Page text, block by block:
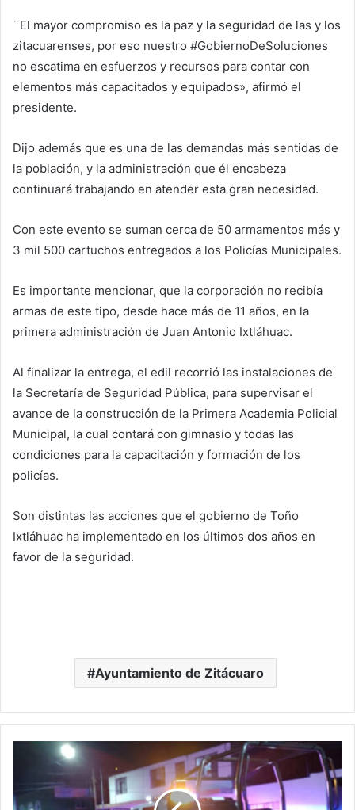
¨El mayor compromiso es la paz y la seguridad de las y los
zitacuarenses, por eso nuestro #GobiernoDeSoluciones
no escatima en esfuerzos y recursos para contar con
elementos más capacitados y equipados», afirmó el
presidente.
Dijo además que es una de las demandas más sentidas de
la población, y la administración que él encabeza
continuará trabajando en atender esta gran necesidad.
Con este evento se suman cerca de 50 armamentos más y
3 mil 500 cartuchos entregados a los Policías Municipales.
Es importante mencionar, que la corporación no recibía
armas de este tipo, desde hace más de 11 años, en la
primera administración de Juan Antonio Ixtláhuac.
Al finalizar la entrega, el edil recorrió las instalaciones de
la Secretaría de Seguridad Pública, para supervisar el
avance de la construcción de la Primera Academia Policial
Municipal, la cual contará con gimnasio y todas las
condiciones para la capacitación y formación de los
policías.
Son distintas las acciones que el gobierno de Toño
Ixtláhuac ha implementado en los últimos dos años en
favor de la seguridad.
Ayuntamiento de Zitácuaro
Heridos
Tras